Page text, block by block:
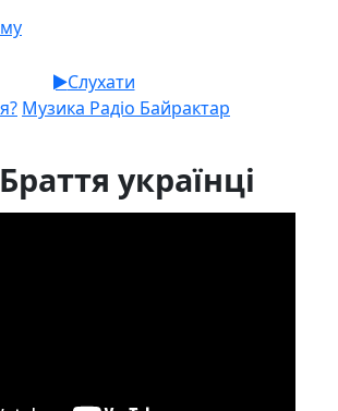
Слухати
Музика Радіо Байрактар
українці